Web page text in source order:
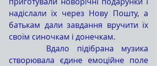
надіслали їх через Нову Пошту, а
батькам дали завдання вручити їх
своїм синочкам і донечкам.
створювала єдине емоційне поле